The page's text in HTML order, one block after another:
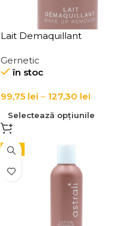
Lait Demaquillant
Gernetic
în stoc
99,75 lei – 127,30 lei
Selectează opțiunile
-5%